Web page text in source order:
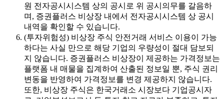
원 전자공시시스템 상의 공시로 위 공시의무를 갈음하
며, 증권플러스 비상장 내에서 전자공시시스템 상 공시
내역을 확인할 수 있습니다.
(투자위험성) 비상장 주식 안전거래 서비스 이용이 가능
하다는 사실 만으로 해당 기업의 우량성이 절대 담보되
지 않습니다. 증권플러스 비상장이 제공하는 가격정보는
플랫폼 내 매물을 집계하여 산출된 정보일 뿐, 주식 권리
변동을 반영하여 가격정보를 변경 제공하지 않습니다.
또한, 비상장 주식은 한국거래소 시장보다 기업공시자